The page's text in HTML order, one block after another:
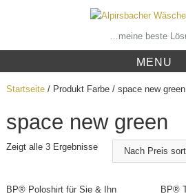
…meine beste
MENU
Startseite/ Produkt Farbe / space new green
space new green
Zeigt alle 3 Ergebnisse
BP® Poloshirt für Sie & Ihn BP®